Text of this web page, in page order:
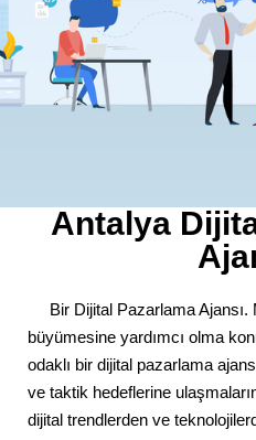
Antalya
Bir Dijital Pazarlama Ajansı.
büyümesine yardımcı olma
odaklı bir dijital pazarlama
ve taktik hedeflerine
dijital trendlerden ve